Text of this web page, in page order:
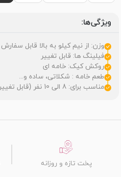
ویژگی‌ها:
وزن: از نیم کیلو به بالا قابل سفارش
فیلینگ ها: قابل تغییر
روکش کیک: خامه ای
طعم خامه : شکلاتی، ساده و...
مناسب برای: 8 الی 10 نفر (قابل تغییر)
پخت تازه و روزانه